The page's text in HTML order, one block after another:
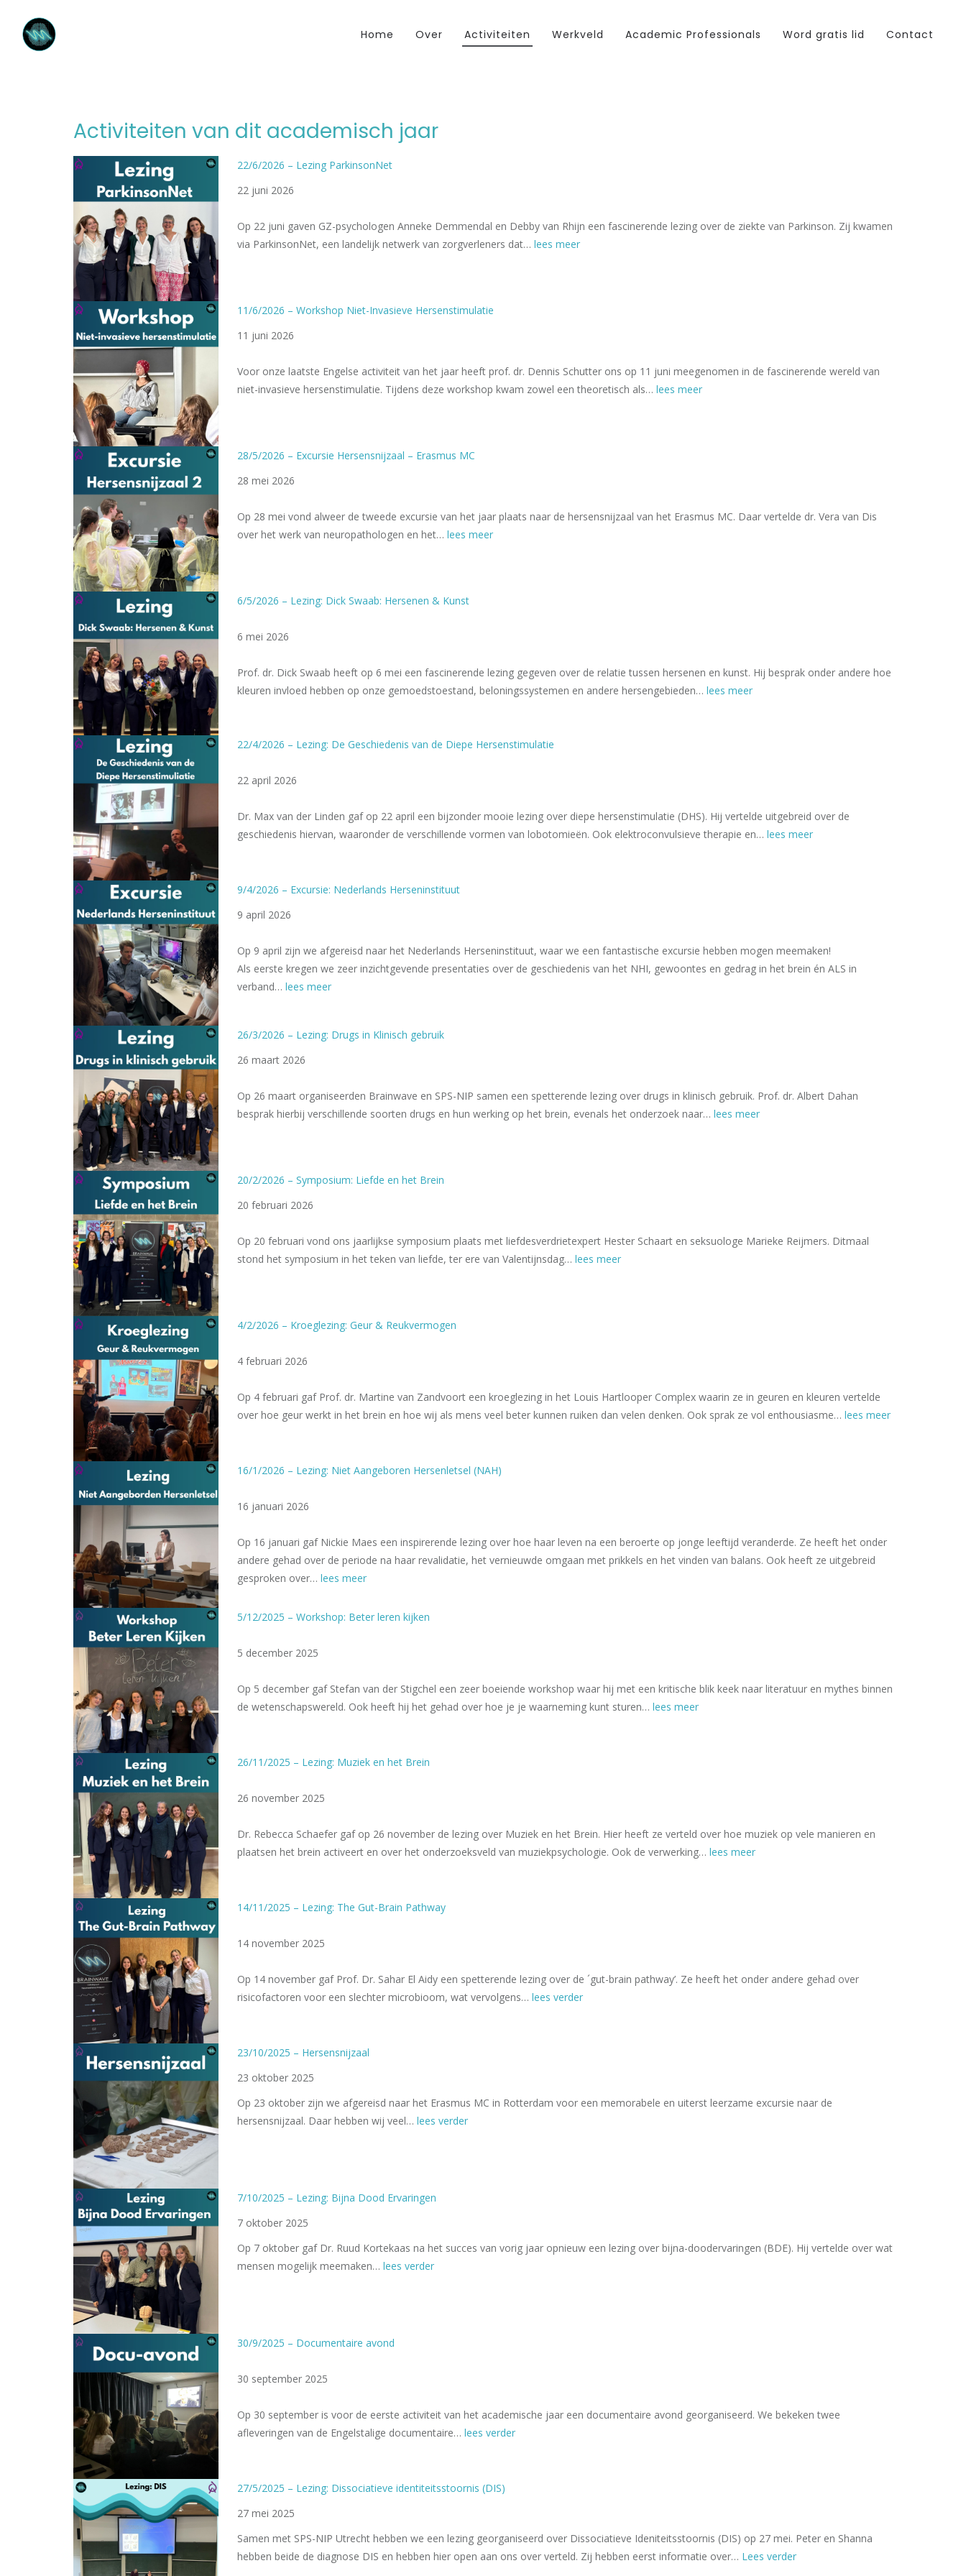
Home Over Activiteiten Werkveld Academic Professionals Word gratis lid Contact
Activiteiten van dit academisch jaar
22/6/2026 – Lezing ParkinsonNet
22 juni 2026
Op 22 juni gaven GZ-psychologen Anneke Demmendal en Debby van Rhijn een fascinerende lezing over de ziekte van Parkinson. Zij kwamen
via ParkinsonNet, een landelijk netwerk van zorgverleners dat… lees meer
11/6/2026 – Workshop Niet-Invasieve Hersenstimulatie
11 juni 2026
Voor onze laatste Engelse activiteit van het jaar heeft prof. dr. Dennis Schutter ons op 11 juni meegenomen in de fascinerende wereld van
niet-invasieve hersenstimulatie. Tijdens deze workshop kwam zowel een theoretisch als… lees meer
28/5/2026 – Excursie Hersensnijzaal – Erasmus MC
28 mei 2026
Op 28 mei vond alweer de tweede excursie van het jaar plaats naar de hersensnijzaal van het Erasmus MC. Daar vertelde dr. Vera van Dis
over het werk van neuropathologen en het… lees meer
6/5/2026 – Lezing: Dick Swaab: Hersenen & Kunst
6 mei 2026
Prof. dr. Dick Swaab heeft op 6 mei een fascinerende lezing gegeven over de relatie tussen hersenen en kunst. Hij besprak onder andere hoe
kleuren invloed hebben op onze gemoedstoestand, beloningssystemen en andere hersengebieden… lees meer
22/4/2026 – Lezing: De Geschiedenis van de Diepe Hersenstimulatie
22 april 2026
Dr. Max van der Linden gaf op 22 april een bijzonder mooie lezing over diepe hersenstimulatie (DHS). Hij vertelde uitgebreid over de
geschiedenis hiervan, waaronder de verschillende vormen van lobotomieën. Ook elektroconvulsieve therapie en… lees meer
9/4/2026 – Excursie: Nederlands Herseninstituut
9 april 2026
Op 9 april zijn we afgereisd naar het Nederlands Herseninstituut, waar we een fantastische excursie hebben mogen meemaken!
Als eerste kregen we zeer inzichtgevende presentaties over de geschiedenis van het NHI, gewoontes en gedrag in het brein én ALS in
verband… lees meer
26/3/2026 – Lezing: Drugs in Klinisch gebruik
26 maart 2026
Op 26 maart organiseerden Brainwave en SPS-NIP samen een spetterende lezing over drugs in klinisch gebruik. Prof. dr. Albert Dahan
besprak hierbij verschillende soorten drugs en hun werking op het brein, evenals het onderzoek naar… lees meer
20/2/2026 – Symposium: Liefde en het Brein
20 februari 2026
Op 20 februari vond ons jaarlijkse symposium plaats met liefdesverdrietexpert Hester Schaart en seksuologe Marieke Reijmers. Ditmaal
stond het symposium in het teken van liefde, ter ere van Valentijnsdag… lees meer
4/2/2026 – Kroeglezing: Geur & Reukvermogen
4 februari 2026
Op 4 februari gaf Prof. dr. Martine van Zandvoort een kroeglezing in het Louis Hartlooper Complex waarin ze in geuren en kleuren vertelde
over hoe geur werkt in het brein en hoe wij als mens veel beter kunnen ruiken dan velen denken. Ook sprak ze vol enthousiasme… lees meer
16/1/2026 – Lezing: Niet Aangeboren Hersenletsel (NAH)
16 januari 2026
Op 16 januari gaf Nickie Maes een inspirerende lezing over hoe haar leven na een beroerte op jonge leeftijd veranderde. Ze heeft het onder
andere gehad over de periode na haar revalidatie, het vernieuwde omgaan met prikkels en het vinden van balans. Ook heeft ze uitgebreid
gesproken over… lees meer
5/12/2025 – Workshop: Beter leren kijken
5 december 2025
Op 5 december gaf Stefan van der Stigchel een zeer boeiende workshop waar hij met een kritische blik keek naar literatuur en mythes binnen
de wetenschapswereld. Ook heeft hij het gehad over hoe je je waarneming kunt sturen… lees meer
26/11/2025 – Lezing: Muziek en het Brein
26 november 2025
Dr. Rebecca Schaefer gaf op 26 november de lezing over Muziek en het Brein. Hier heeft ze verteld over hoe muziek op vele manieren en
plaatsen het brein activeert en over het onderzoeksveld van muziekpsychologie. Ook de verwerking… lees meer
14/11/2025 – Lezing: The Gut-Brain Pathway
14 november 2025
Op 14 november gaf Prof. Dr. Sahar El Aidy een spetterende lezing over de ´gut-brain pathway’. Ze heeft het onder andere gehad over
risicofactoren voor een slechter microbioom, wat vervolgens… lees verder
23/10/2025 – Hersensnijzaal
23 oktober 2025
Op 23 oktober zijn we afgereisd naar het Erasmus MC in Rotterdam voor een memorabele en uiterst leerzame excursie naar de
hersensnijzaal. Daar hebben wij veel… lees verder
7/10/2025 – Lezing: Bijna Dood Ervaringen
7 oktober 2025
Op 7 oktober gaf Dr. Ruud Kortekaas na het succes van vorig jaar opnieuw een lezing over bijna-doodervaringen (BDE). Hij vertelde over wat
mensen mogelijk meemaken… lees verder
30/9/2025 – Documentaire avond
30 september 2025
Op 30 september is voor de eerste activiteit van het academische jaar een documentaire avond georganiseerd. We bekeken twee
afleveringen van de Engelstalige documentaire… lees verder
27/5/2025 – Lezing: Dissociatieve identiteitsstoornis (DIS)
27 mei 2025
Samen met SPS-NIP Utrecht hebben we een lezing georganiseerd over Dissociatieve Ideniteitsstoornis (DIS) op 27 mei. Peter en Shanna
hebben beide de diagnose DIS en hebben hier open aan ons over verteld. Zij hebben eerst informatie over… Lees verder